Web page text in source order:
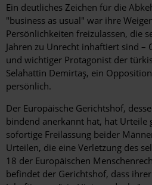
Ein deutliches Zeichen für die
"business as usual" war ihre
Persönlichkeiten freizulassen, die
Jahren zu Unrecht inhaftiert sind –
und wichtiger Protagonist der
Selahattin Demirtaş, ein
persönlich.
Der Europäische Gerichtshof,
bindend anerkannt hat, hat Urteile
sofortige Freilassung beider
Urteilen, die eine Verletzung des
18 der Europäischen
befindet der Gerichtshof, dass